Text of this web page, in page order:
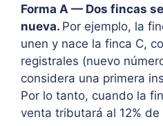
Forma A — Dos fincas
nueva. Por ejemplo, la
unen y nace la finca C,
registrales (nuevo
considera una primera
Por lo tanto, cuando la
venta tributará al 12% de